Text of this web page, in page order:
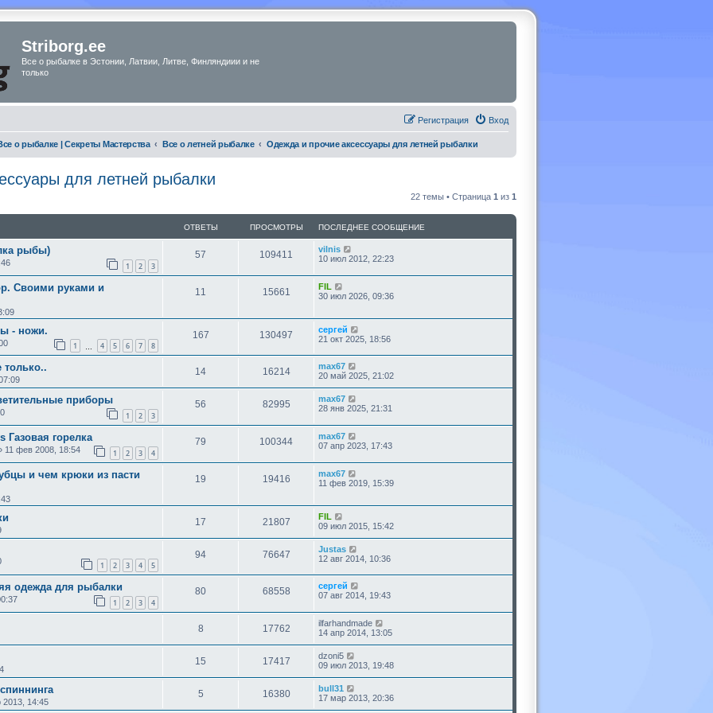
Striborg.ee
Все о рыбалке в Эстонии, Латвии, Литве, Финляндиии и не
только
Вход
Регистрация
о рыбалке | Секреты Мастерства Все о летней рыбалке Одежда и прочие аксессуары для летней рыбалки
для летней рыбалки
22 темы • Страница 1 из 1
ОТВЕТЫ ПРОСМОТРЫ ПОСЛЕДНЕЕ СООБЩЕНИЕ
рыбы)
1 2 3
57 109411
vilnis
10 июл 2012, 22:23
Своими руками и 11 15661
FIL
30 июл 2026, 09:36
- ножи.
1 4 5 6 7 8
167 130497
сергей
21 окт 2025, 18:56
14 16214
max67
20 май 2025, 21:02
приборы
1 2 3
56 82995
max67
28 янв 2025, 21:31
горелка
11 фев 2008, 18:54 1 2 3 4
79 100344
max67
07 апр 2023, 17:43
и чем крюки из пасти 19 19416
max67
11 фев 2019, 15:39
17 21807
FIL
09 июл 2015, 15:42
1 2 3 4 5
94 76647
Justas
12 авг 2014, 10:36
одежда для рыбалки
1 2 3 4
80 68558
сергей
07 авг 2014, 19:43
8 17762
ilfarhandmade
14 апр 2014, 13:05
15 17417
dzoni5
09 июл 2013, 19:48
2013, 14:45
5 16380
bull31
17 мар 2013, 20:36